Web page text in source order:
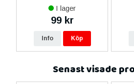
I lager
99 kr
Info Köp
Senast visade